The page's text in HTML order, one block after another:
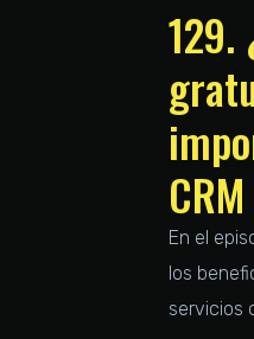
129.
En el
los
servicios